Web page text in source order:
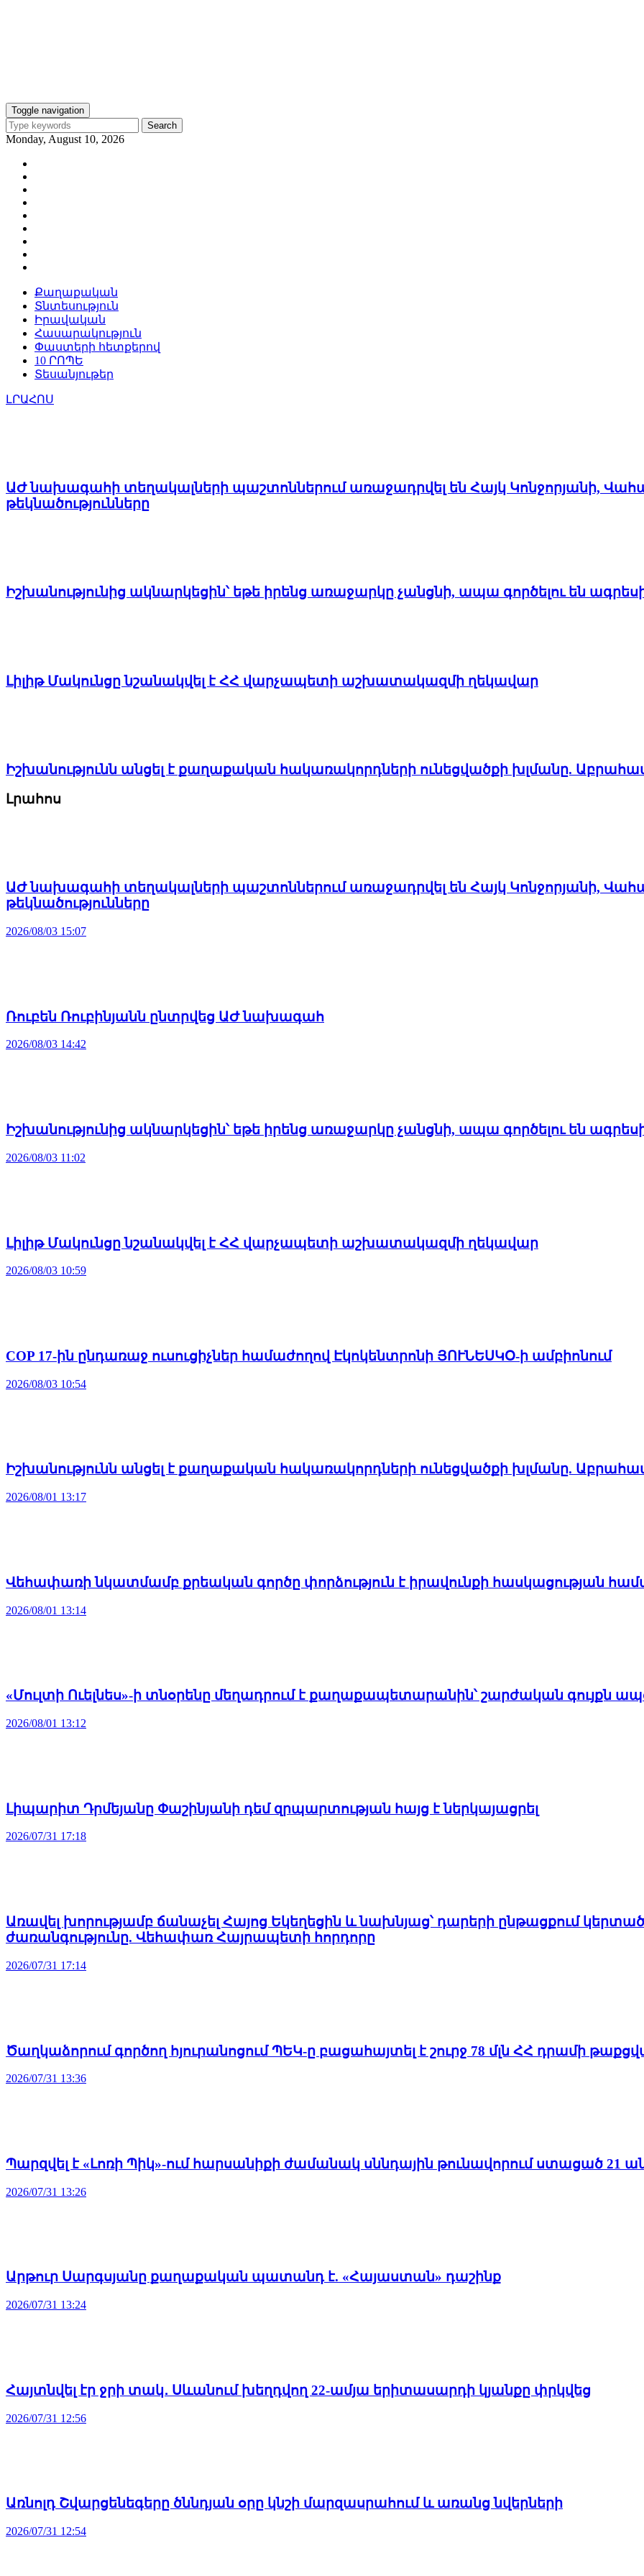
Toggle navigation
Search
Monday, August 10, 2026
Քաղաքական
Տնտեսություն
Իրավական
Հասարակություն
Փաստերի հետքերով
10 ՐՈՊԵ
Տեսանյութեր
ԼՐԱՀՈՍ
ԱԺ նախագահի տեղակալների պաշտոններում առաջադրվել են Հայկ Կոնջորյանի,
թեկնածությունները
Իշխանությունից ակնարկեցին՝ եթե իրենց առաջարկը չանցնի, ապա գործելու են
Լիլիթ Մակունցը նշանակվել է ՀՀ վարչապետի աշխատակազմի ղեկավար
Իշխանությունն անցել է քաղաքական հակառակորդների ունեցվածքի խլմանը.
Լրահոս
ԱԺ նախագահի տեղակալների պաշտոններում առաջադրվել են Հայկ Կոնջորյանի,
թեկնածությունները
2026/08/03 15:07
Ռուբեն Ռուբինյանն ընտրվեց ԱԺ նախագահ
2026/08/03 14:42
Իշխանությունից ակնարկեցին՝ եթե իրենց առաջարկը չանցնի, ապա գործելու են
2026/08/03 11:02
Լիլիթ Մակունցը նշանակվել է ՀՀ վարչապետի աշխատակազմի ղեկավար
2026/08/03 10:59
COP 17-ին ընդառաջ ուսուցիչներ համաժողով Էկոկենտրոնի ՅՈՒՆԵՍԿՕ-ի ամբիոնում
2026/08/03 10:54
Իշխանությունն անցել է քաղաքական հակառակորդների ունեցվածքի խլմանը.
2026/08/01 13:17
Վեհափառի նկատմամբ քրեական գործը փորձություն է իրավունքի հասկացության
2026/08/01 13:14
«Մուլտի Ուելնես»-ի տնօրենը մեղադրում է քաղաքապետարանին՝ շարժական գույքն
2026/08/01 13:12
Լիպարիտ Դրմեյանը Փաշինյանի դեմ զրպարտության հայց է ներկայացրել
2026/07/31 17:18
Առավել խորությամբ ճանաչել Հայոց Եկեղեցին և նախնյաց՝ դարերի ընթացքում
ժառանգությունը. Վեհափառ Հայրապետի հորդորը
2026/07/31 17:14
Ծաղկաձորում գործող հյուրանոցում ՊԵԿ-ը բացահայտել է շուրջ 78 մլն ՀՀ դրամի
2026/07/31 13:36
Պարզվել է «Լոռի Պիկ»-ում հարսանիքի ժամանակ սննդային թունավորում ստացած 21
2026/07/31 13:26
Արթուր Սարգսյանը քաղաքական պատանդ է. «Հայաստան» դաշինք
2026/07/31 13:24
Հայտնվել էր ջրի տակ․ Սևանում խեղդվող 22-ամյա երիտասարդի կյանքը փրկվեց
2026/07/31 12:56
Առնոլդ Շվարցենեգերը ծննդյան օրը կնշի մարզասրահում և առանց նվերների
2026/07/31 12:54